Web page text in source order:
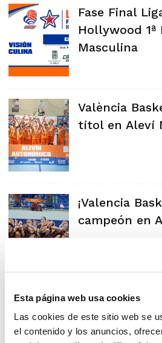
Esta página web usa cookies
Las cookies de este sitio web se
el contenido y los anuncios,
Fase Final
Hollywood 1ª
Masculina
València
títol en Aleví
¡Valencia
campeón en
Benissa
el título en
Autonómico